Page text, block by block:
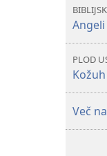
Angeli
PLOD
Več